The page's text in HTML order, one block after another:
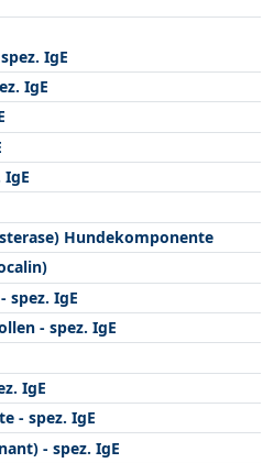
IgE
IgE
IgE
Hundekomponente
spez. IgE
- spez. IgE
IgE
- spez. IgE
- spez. IgE